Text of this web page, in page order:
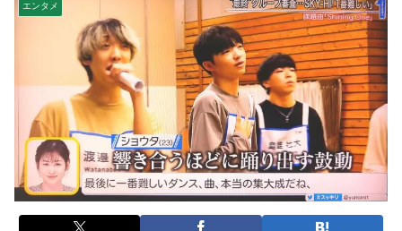
エンタメ